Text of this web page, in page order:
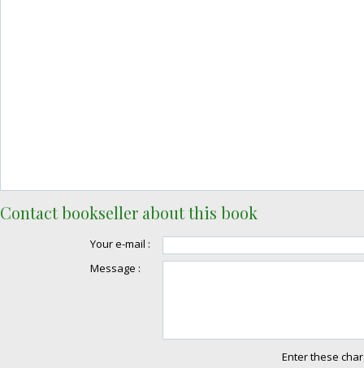
Contact bookseller about this book
Your e-mail :
Message :
Enter these